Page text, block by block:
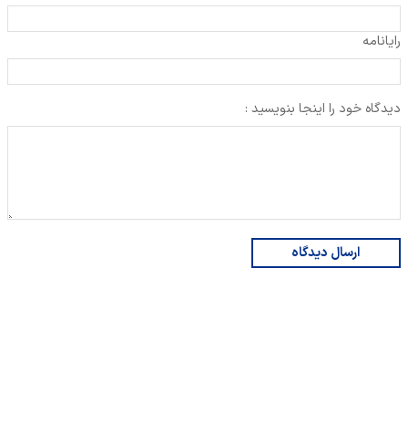
رایانامه
دیدگاه خود را اینجا بنویسید :
ارسال دیدگاه